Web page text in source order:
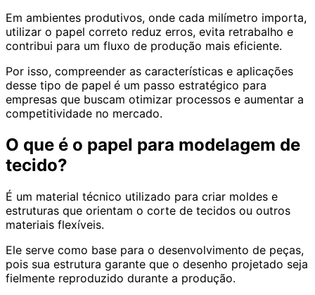
Em ambientes produtivos, onde cada milímetro importa,
utilizar o papel correto reduz erros, evita retrabalho e
contribui para um fluxo de produção mais eficiente.
Por isso, compreender as características e aplicações
desse tipo de papel é um passo estratégico para
empresas que buscam otimizar processos e aumentar a
competitividade no mercado.
O que é o papel para modelagem de
tecido?
É um material técnico utilizado para criar moldes e
estruturas que orientam o corte de tecidos ou outros
materiais flexíveis.
Ele serve como base para o desenvolvimento de peças,
pois sua estrutura garante que o desenho projetado seja
fielmente reproduzido durante a produção.